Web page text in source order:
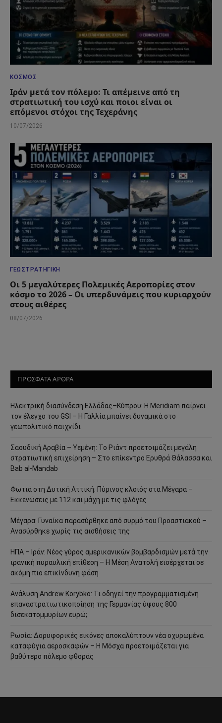
ΚΌΣΜΟΣ
Ιράν μετά τον πόλεμο: Τι απέμεινε από τη
στρατιωτική του ισχύ και ποιοι είναι οι
επόμενοι στόχοι της Τεχεράνης
10/07/2026
ΓΕΩΣΤΡΑΤΗΓΙΚΉ
Οι 5 μεγαλύτερες Πολεμικές Αεροπορίες στον
κόσμο το 2026 – Οι υπερδυνάμεις που κυριαρχούν
στους αιθέρες
08/07/2026
ΠΡΟΣΦΑΤΑ ΑΡΘΡΑ
Ηλεκτρική διασύνδεση Ελλάδας–Κύπρου: Η Meridiam παίρνει
τον έλεγχο του GSI – Η Γαλλία μπαίνει δυναμικά στο
γεωπολιτικό παιχνίδι
Σαουδική Αραβία – Υεμένη: Το Ριάντ προετοιμάζει μεγάλη
στρατιωτική επιχείρηση – Στο επίκεντρο Ερυθρά Θάλασσα και
Bab al-Mandab
Φωτιά στη Δυτική Αττική: Πύρινος κλοιός στα Μέγαρα –
Εκκενώσεις με 112 και μάχη με τις φλόγες
Μέγαρα: Γυναίκα παρασύρθηκε από συρμό του Προαστιακού –
Ανασύρθηκε χωρίς τις αισθήσεις της
ΗΠΑ – Ιράν: Νέος γύρος αμερικανικών βομβαρδισμών μετά την
ιρανική πυραυλική επίθεση – Η Μέση Ανατολή εισέρχεται σε
ακόμη πιο επικίνδυνη φάση
Ανάλυση Andrew Korybko: Τι οδηγεί την προγραμματισμένη
επαναστρατιωτικοποίηση της Γερμανίας ύψους 800
δισεκατομμυρίων ευρώ;
Ρωσία: Δορυφορικές εικόνες αποκαλύπτουν νέα οχυρωμένα
καταφύγια αεροσκαφών – Η Μόσχα προετοιμάζεται για
βαθύτερο πόλεμο φθοράς